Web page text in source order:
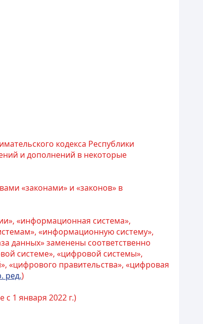
кодекса Республики
и дополнений в некоторые
«законами» и «законов» в
«информационная система»,
«информационную систему»,
данных» заменены соответственно
системе», «цифровой системы»,
«цифрового правительства», «цифровая
ред.)
с 1 января 2022 г.)